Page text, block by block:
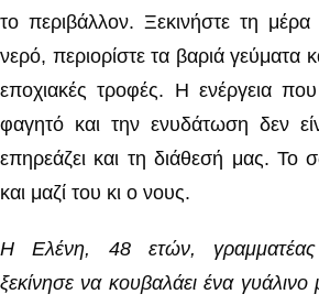
το περιβάλλον. Ξεκινήστε τη
νερό, περιορίστε τα βαριά γεύματα
εποχιακές τροφές. Η ενέργεια
φαγητό και την ενυδάτωση δεν
επηρεάζει και τη διάθεσή μας.
και μαζί του κι ο νους.
Η Ελένη, 48 ετών, γραμματέας
ξεκίνησε να κουβαλάει ένα